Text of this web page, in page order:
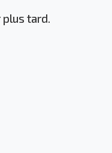
tard.